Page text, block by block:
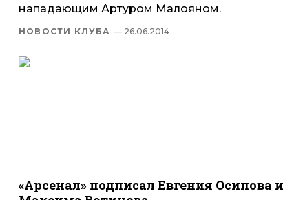
нападающим Артуром Малояном.
НОВОСТИ КЛУБА — 26.06.2014
«Арсенал» подписал Евгения Осипова и